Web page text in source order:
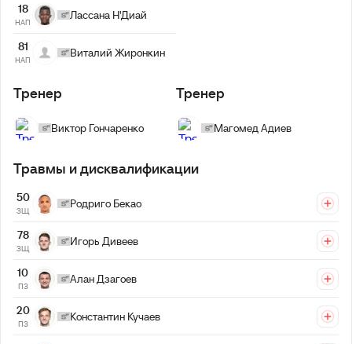
18
НАП
Лассана Н'Диай
81
НАП
Виталий Жиронкин
Тренер
Виктор Гончаренко
Тренер
Магомед Адиев
Травмы и дисквалификации
50
ЗЩ
Родриго Бекао
78
ЗЩ
Игорь Дивеев
10
ПЗ
Алан Дзагоев
20
ПЗ
Константин Кучаев